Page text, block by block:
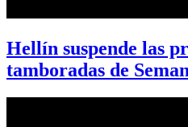
Hellín suspende las
tamboradas de